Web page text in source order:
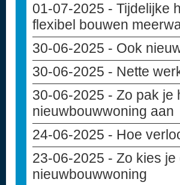
01-07-2025 - Tijdelijke
flexibel bouwen
30-06-2025 - Ook
30-06-2025 - Nette
30-06-2025 - Zo pak je
nieuwbouwwoning aan
24-06-2025 - Hoe
23-06-2025 - Zo kies
nieuwbouwwoning